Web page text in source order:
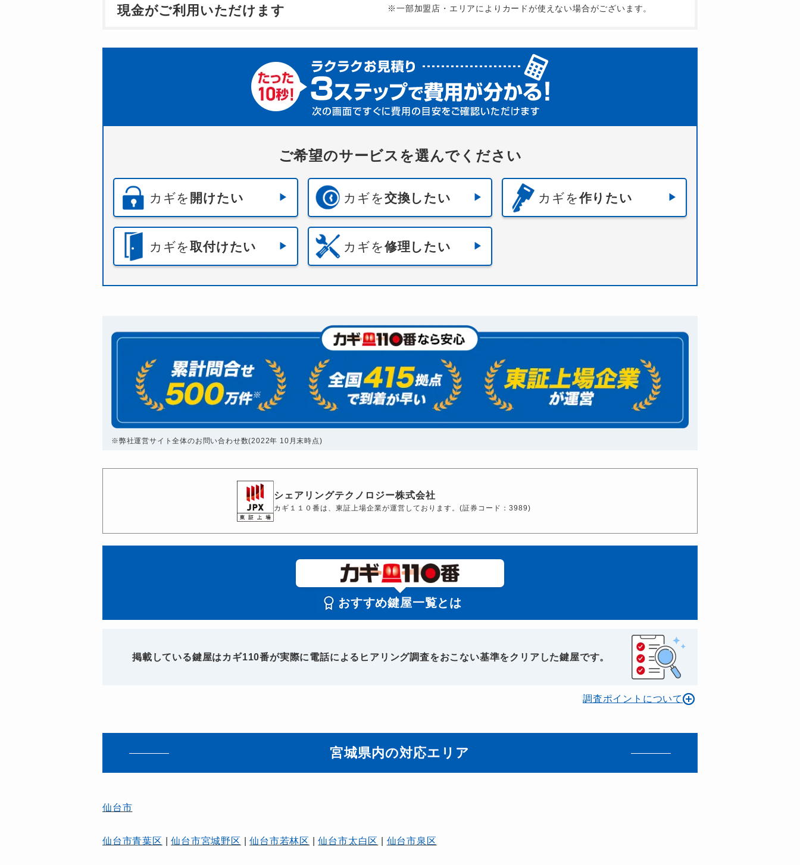
現金がご利用いただけます
※一部加盟店・エリアによりカードが使えない場合がございます。
ご希望のサービスを選んでください
カギを 開けたい カギを交換したい カギを作りたい
カギを取付けたい カギを修理したい
※弊社運営サイト全体のお問い合わせ数(2022年 10月末時点)
シェアリングテクノロジー株式会社
カギ１１０番は、東証上場企業が運営しております。(証券コード：3989)
おすすめ鍵屋一覧とは
掲載している鍵屋はカギ110番が実際に電話によるヒアリング調査をおこない基準をクリアした鍵屋です。
調査ポイントについて
宮城県内の対応エリア
仙台市
仙台市青葉区 |仙台市宮城野区 |仙台市若林区 |仙台市太白区 仙台市泉区